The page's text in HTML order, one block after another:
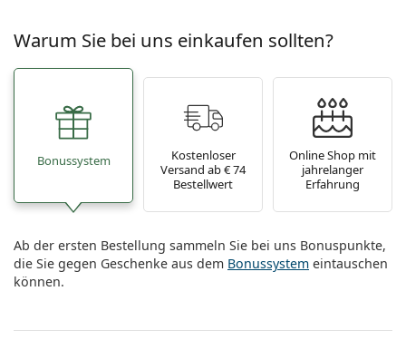
Warum Sie bei uns einkaufen sollten?
Bonussystem
Kostenloser
Versand ab € 74
Bestellwert
Online Shop mit
jahrelanger
Erfahrung
Ab der ersten Bestellung sammeln Sie bei uns Bonuspunkte,
die Sie gegen Geschenke aus dem Bonussystem eintauschen
können.